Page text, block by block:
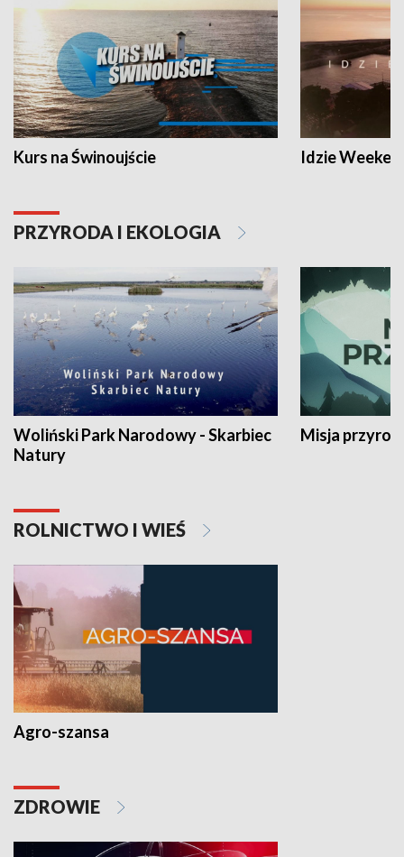
Kurs na Świnoujście Idzie
PRZYRODA I EKOLOGIA
Woliński Park Narodowy - Skarbiec
Natury
Misja
ROLNICTWO I WIEŚ
Agro-szansa
ZDROWIE